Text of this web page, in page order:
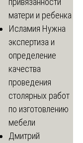
матери и ребенка
Исламия Нужна
экспертиза и
определение
качества
проведения
столярных работ
по изготовлению
мебели
Дмитрий